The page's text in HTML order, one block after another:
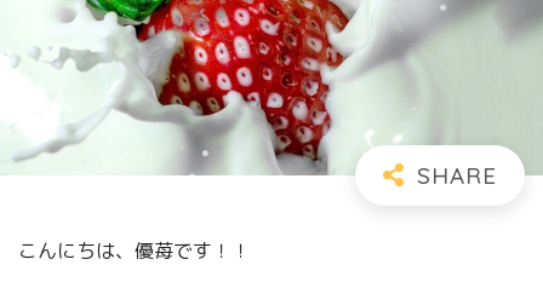
こんにちは、優苺です！！